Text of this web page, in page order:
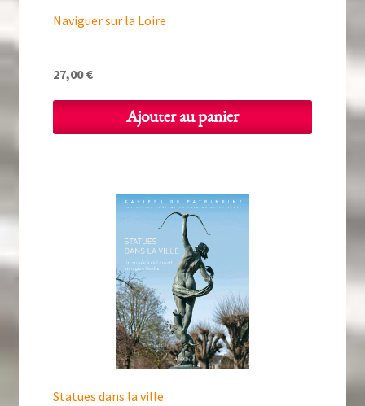
Naviguer sur la Loire
27,00€
Ajouter au panier
Statues dans la ville